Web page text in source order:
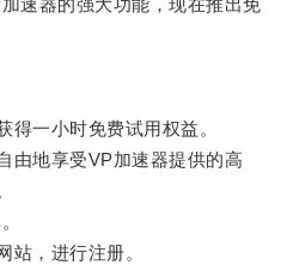
器的强大功能，现在推出免
一小时免费试用权益。
地享受VP加速器提供的高
，进行注册。